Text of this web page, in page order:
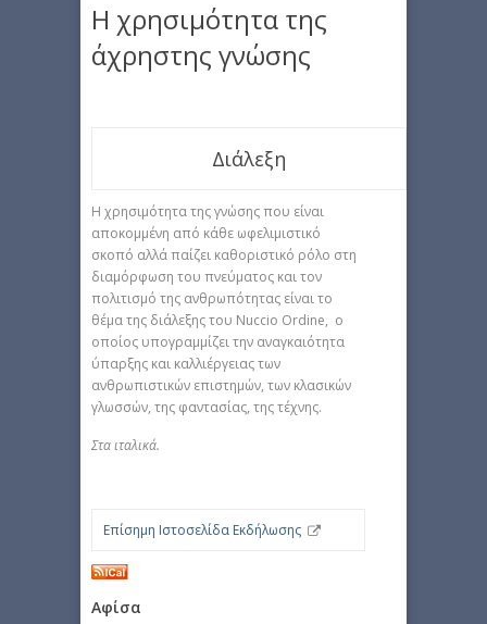
Η χρησιμότητα της
άχρηστης γνώσης
Διάλεξη
Η χρησιμότητα της γνώσης που είναι
αποκομμένη από κάθε ωφελιμιστικό
σκοπό αλλά παίζει καθοριστικό ρόλο στη
διαμόρφωση του πνεύματος και τον
πολιτισμό της ανθρωπότητας είναι το
θέμα της διάλεξης του Nuccio Ordine, ο
οποίος υπογραμμίζει την αναγκαιότητα
ύπαρξης και καλλιέργειας των
ανθρωπιστικών επιστημών, των κλασικών
γλωσσών, της φαντασίας, της τέχνης.
Στα ιταλικά.
Επίσημη Ιστοσελίδα Εκδήλωσης
Αφίσα